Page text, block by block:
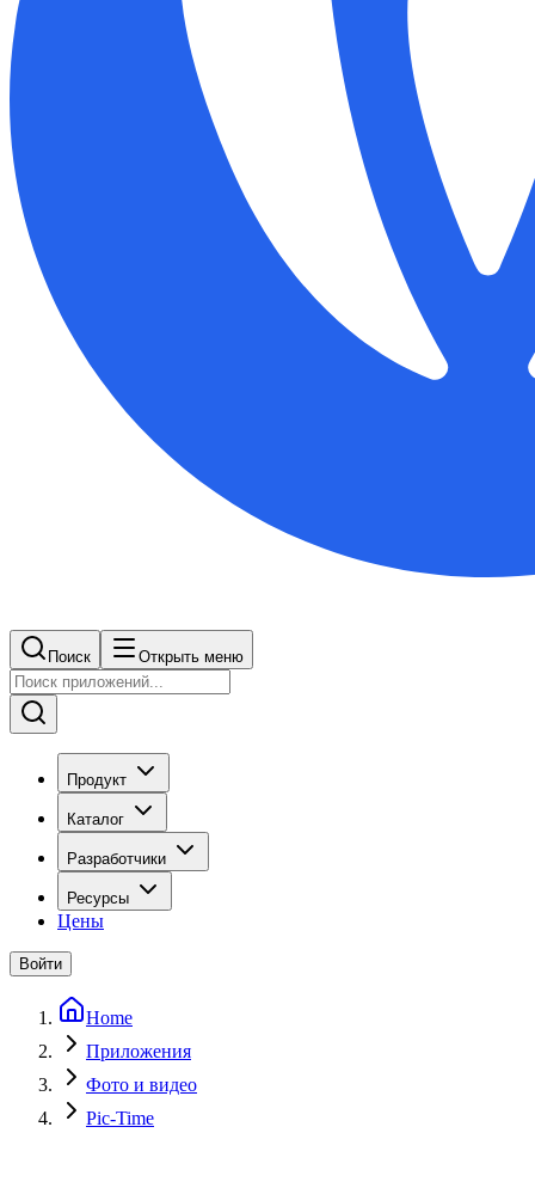
Поиск Открыть меню
Продукт
Каталог
Разработчики
Ресурсы
Цены
Войти
Home
Приложения
Фото и видео
Pic-Time